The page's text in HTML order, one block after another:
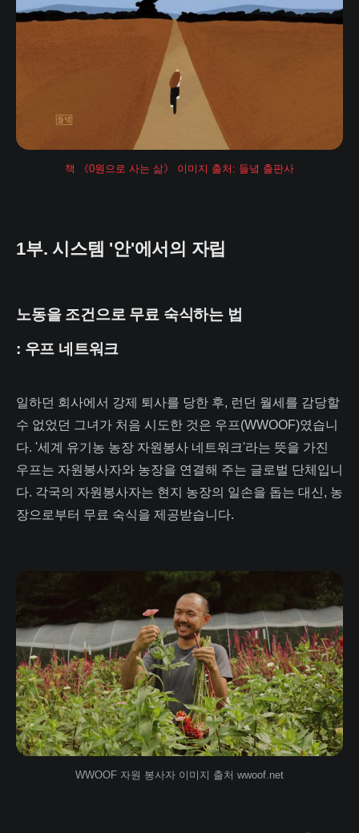
책 《0원으로 사는 삶》 이미지 출처: 들녘 출판사
1부. 시스템 '안'에서의 자립
노동을 조건으로 무료 숙식하는 법
: 우프 네트워크
일하던 회사에서 강제 퇴사를 당한 후, 런던 월세를 감당할
수 없었던 그녀가 처음 시도한 것은 우프(WWOOF)였습니
다. '세계 유기농 농장 자원봉사 네트워크'라는 뜻을 가진
우프는 자원봉사자와 농장을 연결해 주는 글로벌 단체입니
다. 각국의 자원봉사자는 현지 농장의 일손을 돕는 대신, 농
장으로부터 무료 숙식을 제공받습니다.
WWOOF 자원 봉사자 이미지 출처 wwoof.net